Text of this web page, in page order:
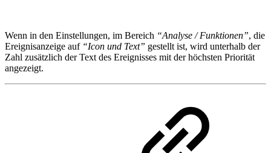
Wenn in den Einstellungen, im Bereich “Analyse / Funktionen”, die
Ereignisanzeige auf “Icon und Text” gestellt ist, wird unterhalb der
Zahl zusätzlich der Text des Ereignisses mit der höchsten Priorität
angezeigt.